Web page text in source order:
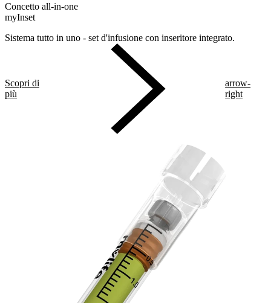
Concetto all-in-one
myInset
Sistema tutto in uno - set d'infusione con inseritore integrato.
Scopri di
più
arrow-
right